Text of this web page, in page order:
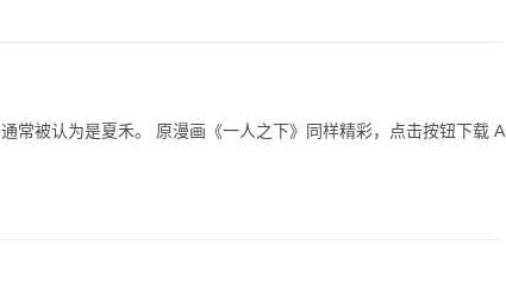
常被认为是夏禾。 原漫画《一人之下》同样精彩，点击按钮下载 A